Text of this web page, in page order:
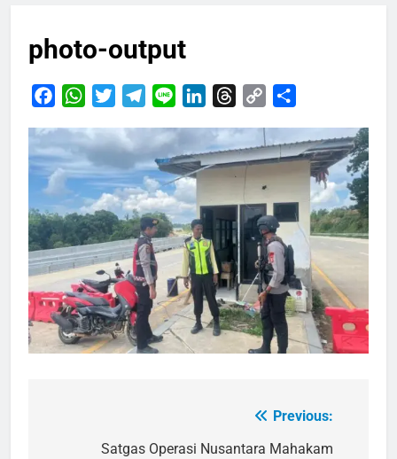
photo-output
FacebookWhatsApp
TwitterTelegram
Line LinkedInThreads
Copy
Previous:
Satgas Operasi Nusantara Mahakam